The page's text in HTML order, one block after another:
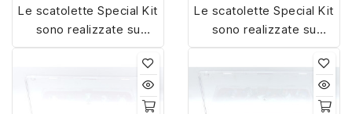
Le scatolette Special Kit
sono realizzate su
misura con materiali di
alta qualità, hanno un
interno sagomato in
vellutino rosso e offrono
Le scatolette Special Kit
sono realizzate su
misura con materiali di
alta qualità, hanno un
interno sagomato in
vellutino rosso e offrono